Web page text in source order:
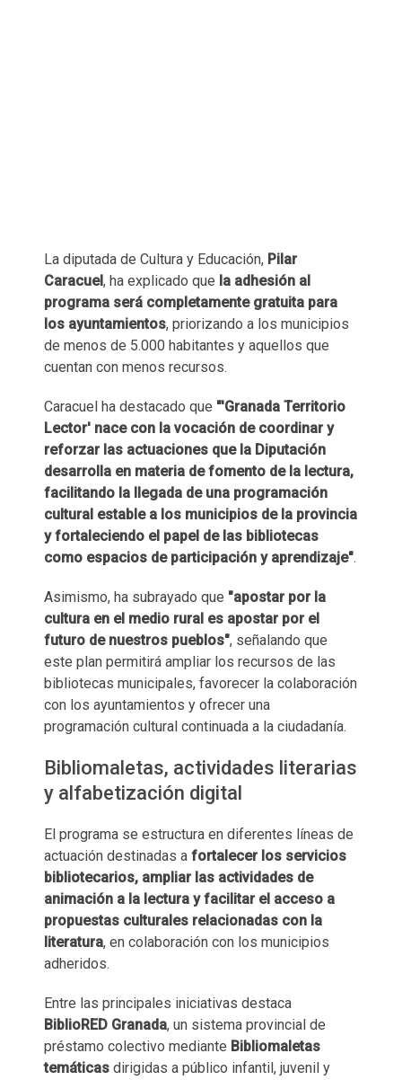
La diputada de Cultura y Educación, Pilar
Caracuel, ha explicado que la adhesión al
programa será completamente gratuita para
los ayuntamientos, priorizando a los municipios
de menos de 5.000 habitantes y aquellos que
cuentan con menos recursos.
Caracuel ha destacado que "'Granada Territorio
Lector' nace con la vocación de coordinar y
reforzar las actuaciones que la Diputación
desarrolla en materia de fomento de la lectura,
facilitando la llegada de una programación
cultural estable a los municipios de la provincia
y fortaleciendo el papel de las bibliotecas
como espacios de participación y aprendizaje".
Asimismo, ha subrayado que "apostar por la
cultura en el medio rural es apostar por el
futuro de nuestros pueblos", señalando que
este plan permitirá ampliar los recursos de las
bibliotecas municipales, favorecer la colaboración
con los ayuntamientos y ofrecer una
programación cultural continuada a la ciudadanía.
Bibliomaletas, actividades literarias
y alfabetización digital
El programa se estructura en diferentes líneas de
actuación destinadas a fortalecer los servicios
bibliotecarios, ampliar las actividades de
animación a la lectura y facilitar el acceso a
propuestas culturales relacionadas con la
literatura, en colaboración con los municipios
adheridos.
Entre las principales iniciativas destaca
BiblioRED Granada, un sistema provincial de
préstamo colectivo mediante Bibliomaletas
temáticas dirigidas a público infantil, juvenil y